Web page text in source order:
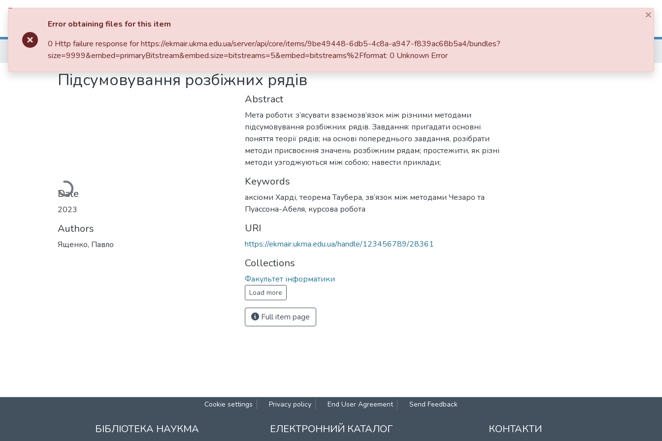
Communities & Collections
Home
Підсумовування розбіжних рядів
Loading...
Date
2023
Authors
Ященко, Павло
Abstract
Мета роботи: з’ясувати взаємозв’язок між різними методами
підсумовування розбіжних рядів. Завдання: пригадати основні
поняття теорії рядів; на основі попереднього завдання, розібрати
методи присвоєння значень розбіжним рядам; простежити, як різні
методи узгоджуються між собою; навести приклади;
Keywords
аксіоми Харді, теорема Таубера, зв’язок між методами Чезаро та
Пуассона-Абеля, курсова робота
URI
https://ekmair.ukma.edu.ua/handle/123456789/28361
Collections
Факультет інформатики
Load more
Full item page
Cookie settings Privacy policy End User Agreement Send Feedback
БІБЛІОТЕКА НАУКМА ЕЛЕКТРОННИЙ КАТАЛОГ КОНТАКТИ
×
Error obtaining files for this item
0 Http failure response for https://ekmair.ukma.edu.ua/server/api/core/items/9be49448-6db5-4c8a-a947-f839ac68b5a4/bundles?
size=9999&embed=primaryBitstream&embed.size=bitstreams=5&embed=bitstreams%2Fformat: 0 Unknown Error